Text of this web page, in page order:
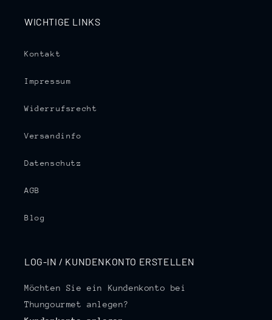
WICHTIGE LINKS
Kontakt
Impressum
Widerrufsrecht
Versandinfo
Datenschutz
AGB
Blog
LOG-IN / KUNDENKONTO ERSTELLEN
Möchten Sie ein Kundenkonto bei
Thungourmet anlegen?